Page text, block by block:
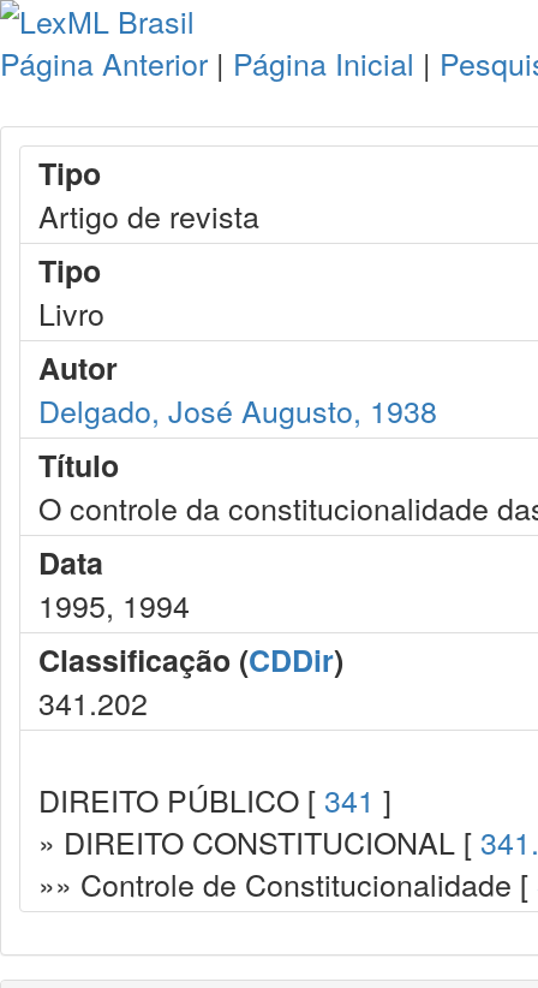
Página Anterior | Página Inicial |
Tipo
Artigo de revista
Tipo
Livro
Autor
Delgado, José Augusto, 1938
Título
O controle da constitucionalidade
Data
1995, 1994
Classificação (CDDir)
341.202
DIREITO PÚBLICO [ 341 ]
» DIREITO CONSTITUCIONAL [
»» Controle de Constitucionalidade [